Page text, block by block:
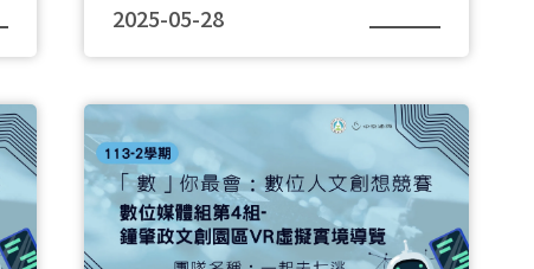
2025-05-28